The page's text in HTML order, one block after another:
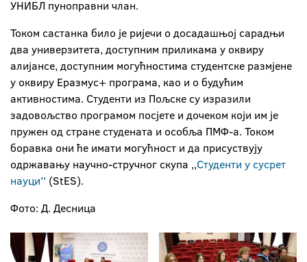
УНИБЛ пуноправни члан.
Током састанка било је ријечи o досадашњој сарадњи
два универзитета, доступним приликама у оквиру
алијансе, доступним могућностима студентске размјене
у оквиру Еразмус+ програма, као и о будућим
активностима. Студенти из Пољске су изразили
задовољство програмом посјете и дочеком који им је
пружен од стране студената и особља ПМФ-а. Током
боравка они ће имати могућност и да присуствују
одржавању научно-стручног скупа ,,Студенти у сусрет
науци'' (StES).
Фото: Д. Десница